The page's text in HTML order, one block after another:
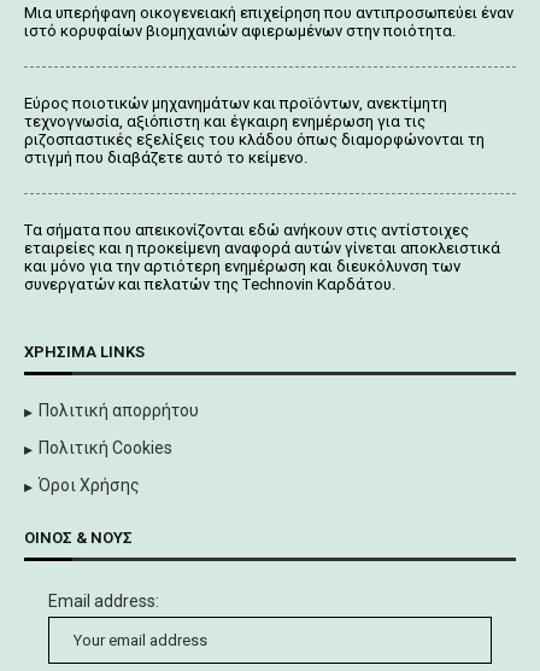
Μια υπερήφανη οικογενειακή επιχείρηση που αντιπροσωπεύει έναν
ιστό κορυφαίων βιομηχανιών αφιερωμένων στην ποιότητα.
Εύρος ποιοτικών μηχανημάτων και προϊόντων, ανεκτίμητη
τεχνογνωσία, αξιόπιστη και έγκαιρη ενημέρωση για τις
ριζοσπαστικές εξελίξεις του κλάδου όπως διαμορφώνονται τη
στιγμή που διαβάζετε αυτό το κείμενο.
Tα σήματα που απεικονίζονται εδώ ανήκουν στις αντίστοιχες
εταιρείες και η προκείμενη αναφορά αυτών γίνεται αποκλειστικά
και μόνο για την αρτιότερη ενημέρωση και διευκόλυνση των
συνεργατών και πελατών της Τechnovin Kαρδάτου.
ΧΡΉΣΙΜΑ LINKS
Πολιτική απορρήτου
Πολιτική Cookies
Όροι Χρήσης
ΟΊΝΟΣ & ΝΟΥΣ
Email address: